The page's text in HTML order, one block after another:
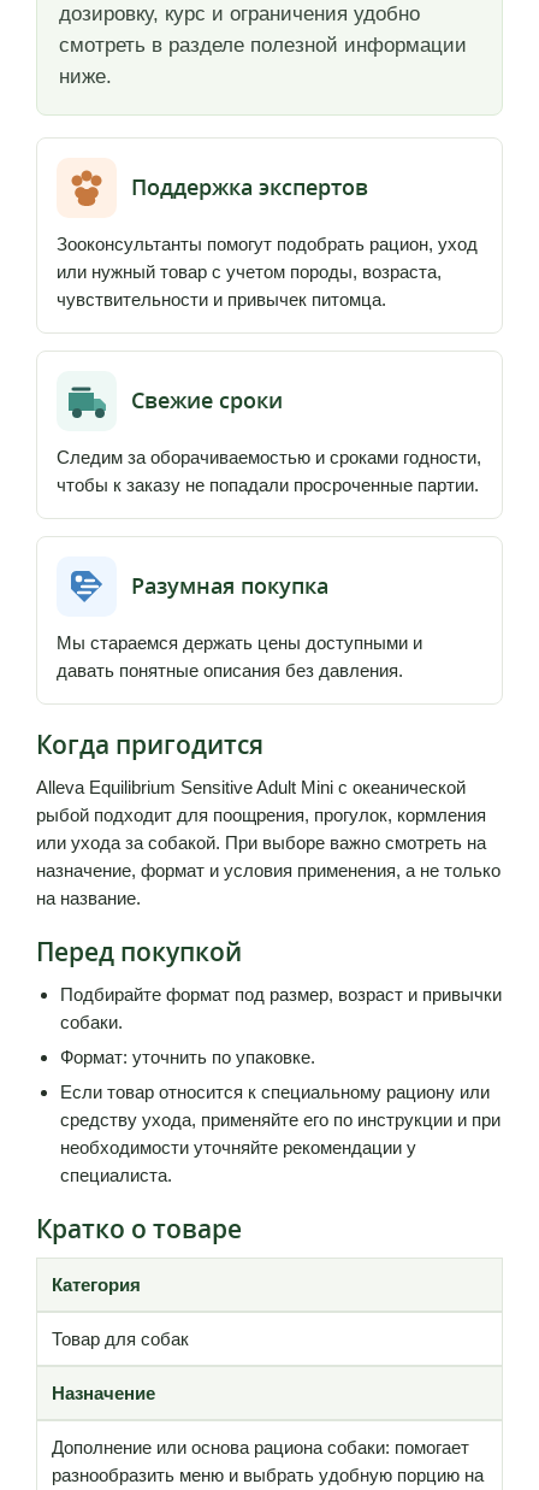
дозировку, курс и ограничения удобно
смотреть в разделе полезной информации
ниже.
Поддержка экспертов
Зооконсультанты помогут подобрать рацион, уход
или нужный товар с учетом породы, возраста,
чувствительности и привычек питомца.
Свежие сроки
Следим за оборачиваемостью и сроками годности,
чтобы к заказу не попадали просроченные партии.
Разумная покупка
Мы стараемся держать цены доступными и
давать понятные описания без давления.
Когда пригодится
Alleva Equilibrium Sensitive Adult Mini с океанической
рыбой подходит для поощрения, прогулок, кормления
или ухода за собакой. При выборе важно смотреть на
назначение, формат и условия применения, а не только
на название.
Перед покупкой
Подбирайте формат под размер, возраст и привычки
собаки.
Формат: уточнить по упаковке.
Если товар относится к специальному рациону или
средству ухода, применяйте его по инструкции и при
необходимости уточняйте рекомендации у
специалиста.
Кратко о товаре
Категория
Товар для собак
Назначение
Дополнение или основа рациона собаки: помогает
разнообразить меню и выбрать удобную порцию на